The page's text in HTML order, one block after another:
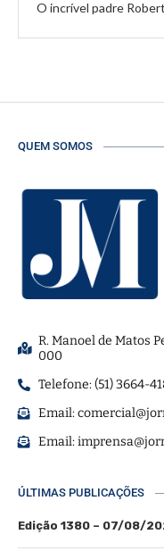
O incrível padre
QUEM SOMOS
R. Manoel de Matos
000
Telefone: (51) 3664-
Email:
Email:
ÚLTIMAS PUBLICAÇÕES
Edição 1380 – 07/08/